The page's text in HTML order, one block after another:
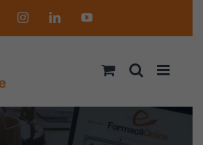
FacebookInstagramLinkedInYouTube